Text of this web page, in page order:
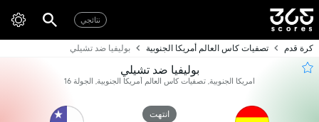
نتائجي
كرة قدم تصفيات كاس العالم أمريكا الجنوبية بوليفيا ضد تشيلي
بوليفيا ضد تشيلي
امريكا الجنوبية, تصفيات كاس العالم أمريكا الجنوبية, الجولة 16
انتهت